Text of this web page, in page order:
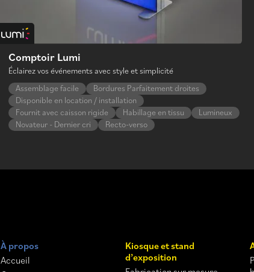
Comptoir Lumi
Éclairez vos événements avec style et simplicité
Assemblage facile
Bordures Parfaitement droites
Disponible en location / installation
Fournit avec caisson rigide
Habillage en tissu
Lumineux
Novateur - Dernier cri
Recto-verso
À propos
Accueil
Kiosque et stand
d’exposition